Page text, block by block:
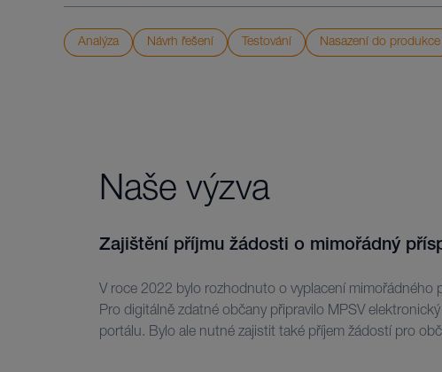
Analýza Návrh řešení Testování Nasazení do produkce
Naše výzva
Zajištění příjmu žádosti o mimořádný
V roce 2022 bylo rozhodnuto o vyplacení mimořádného
Pro digitálně zdatné občany připravilo MPSV
portálu. Bylo ale nutné zajistit také příjem žádostí pro
elektronicky nedokáží. Proto padlo rozhodnutí